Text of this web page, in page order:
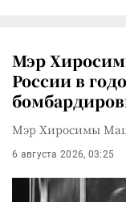
Мэр
России в
Мэр Хиросимы
6 августа 2026, 03:25